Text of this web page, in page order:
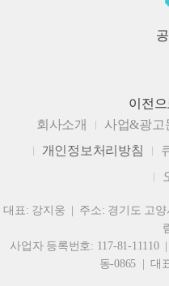
이전으
회사소개
사업&광고
개인정보처리방침
대표: 강지웅 | 주소: 경기도 고양
사업자 등록번호: 117-81-
동-0865 | 대